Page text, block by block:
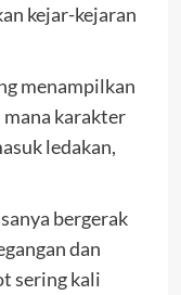
kejar-kejaran
menampilkan
karakter
ledakan,
bergerak
dan
sering kali